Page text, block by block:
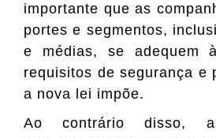
importante que as
portes e segmentos,
e médias, se adequem
requisitos de segurança e
a nova lei impõe.
Ao contrário disso,